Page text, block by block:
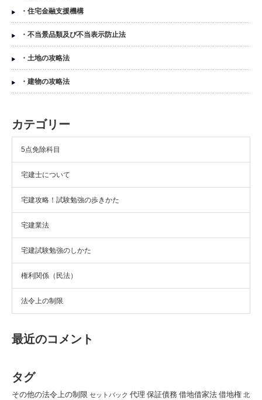
・住宅金融支援機構
・不当景品類及び不当表示防止法
・土地の攻略法
・建物の攻略法
カテゴリー
5点免除科目
宅建士について
宅建攻略！試験勉強の歩きかた
宅建業法
宅建試験勉強のしかた
権利関係（民法）
法令上の制限
最近のコメント
タグ
その他の法令上の制限 セットバック 代理 保証債務 借地借家法 借地権 北